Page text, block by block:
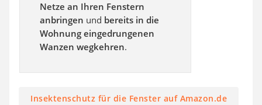
Netze an Ihren Fenstern
anbringen und bereits in die
Wohnung eingedrungenen
Wanzen wegkehren.
Insektenschutz für die Fenster auf Amazon.de